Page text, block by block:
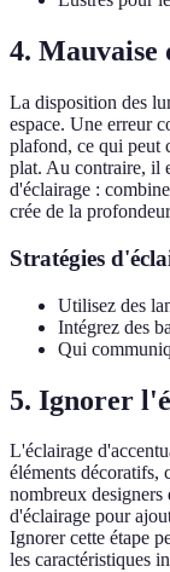
4. Mauvaise
La disposition des
espace. Une erreur
plafond, ce qui peut
plat. Au contraire, il
d'éclairage :
crée de la
Stratégies
Utilisez des
Intégrez des
Qui
5. Ignorer
L'éclairage
éléments décoratifs,
nombreux
d'éclairage pour
Ignorer cette étape
les caractéristiques